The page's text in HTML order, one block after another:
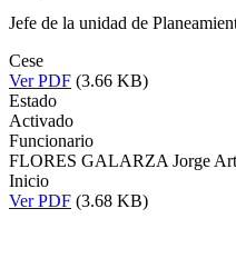
Jefe de la unidad de
Cese
Ver PDF (3.66 KB)
Estado
Activado
Funcionario
FLORES GALARZA Jorge
Inicio
Ver PDF (3.68 KB)